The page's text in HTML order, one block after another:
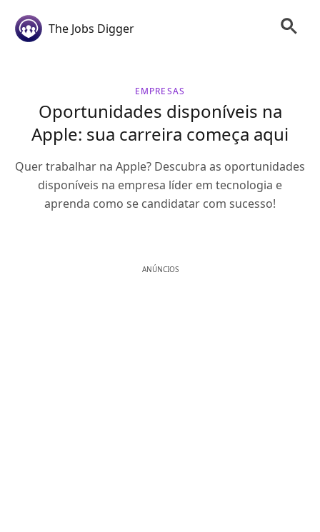
The Jobs Digger
EMPRESAS
Oportunidades disponíveis na
Apple: sua carreira começa aqui
Quer trabalhar na Apple? Descubra as oportunidades
disponíveis na empresa líder em tecnologia e
aprenda como se candidatar com sucesso!
ANÚNCIOS